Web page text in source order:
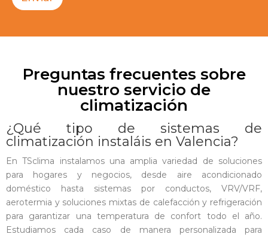
t
n
s
Preguntas frecuentes sobre
nuestro servicio de
climatización
¿Qué tipo de sistemas de
climatización instaláis en Valencia?
En TSclima instalamos una amplia variedad de soluciones
para hogares y negocios, desde aire acondicionado
doméstico hasta sistemas por conductos, VRV/VRF,
aerotermia y soluciones mixtas de calefacción y refrigeración
para garantizar una temperatura de confort todo el año.
Estudiamos cada caso de manera personalizada para